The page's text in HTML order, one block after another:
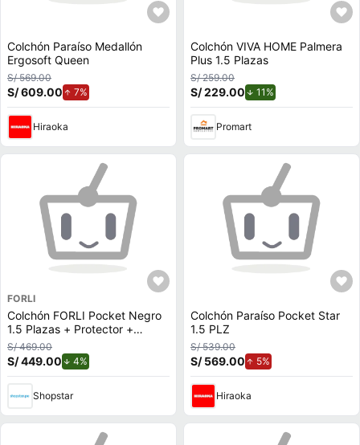
Colchón Paraíso Medallón
Ergosoft Queen
S/ 569.00
S/ 609.00 7%
Hiraoka
Colchón VIVA HOME Palmera
Plus 1.5 Plazas
S/ 259.00
S/ 229.00 11%
Promart
FORLI
Colchón FORLI Pocket Negro
1.5 Plazas + Protector +
Almohada
S/ 469.00
S/ 449.00 4%
Shopstar
Colchón Paraíso Pocket Star
1.5 PLZ
S/ 539.00
S/ 569.00 5%
Hiraoka